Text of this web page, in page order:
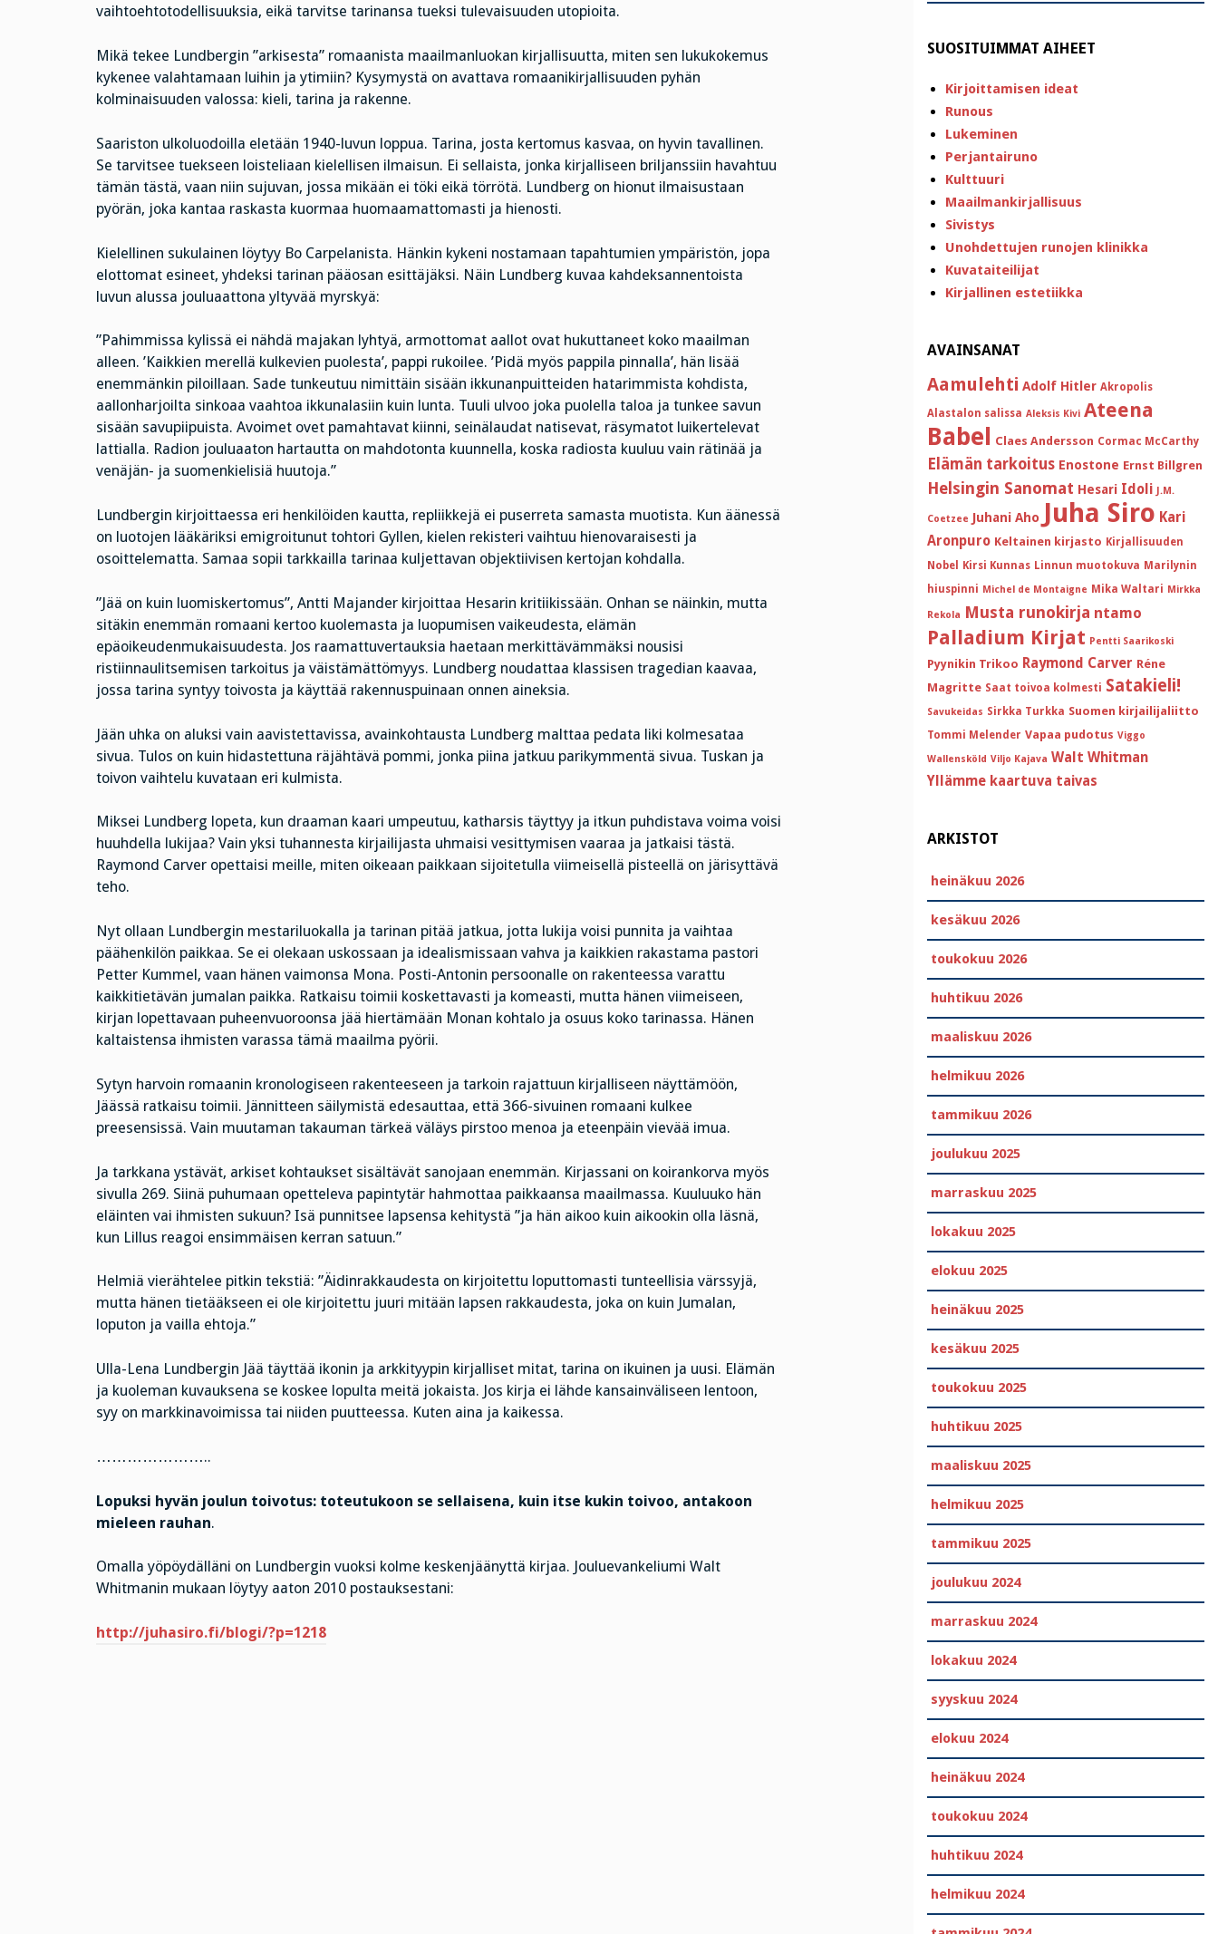
vaihtoehtotodellisuuksia, eikä tarvitse tarinansa tueksi tulevaisuuden utopioita.
Mikä tekee Lundbergin ”arkisesta” romaanista maailmanluokan kirjallisuutta, miten sen lukukokemus
kykenee valahtamaan luihin ja ytimiin? Kysymystä on avattava romaanikirjallisuuden pyhän
kolminaisuuden valossa: kieli, tarina ja rakenne.
Saariston ulkoluodoilla eletään 1940-luvun loppua. Tarina, josta kertomus kasvaa, on hyvin tavallinen.
Se tarvitsee tuekseen loisteliaan kielellisen ilmaisun. Ei sellaista, jonka kirjalliseen briljanssiin havahtuu
tämän tästä, vaan niin sujuvan, jossa mikään ei töki eikä törrötä. Lundberg on hionut ilmaisustaan
pyörän, joka kantaa raskasta kuormaa huomaamattomasti ja hienosti.
Kielellinen sukulainen löytyy Bo Carpelanista. Hänkin kykeni nostamaan tapahtumien ympäristön, jopa
elottomat esineet, yhdeksi tarinan pääosan esittäjäksi. Näin Lundberg kuvaa kahdeksannentoista
luvun alussa jouluaattona yltyvää myrskyä:
”Pahimmissa kylissä ei nähdä majakan lyhtyä, armottomat aallot ovat hukuttaneet koko maailman
alleen. ’Kaikkien merellä kulkevien puolesta’, pappi rukoilee. ’Pidä myös pappila pinnalla’, hän lisää
enemmänkin piloillaan. Sade tunkeutuu nimittäin sisään ikkunanpuitteiden hatarimmista kohdista,
aallonharjoilta sinkoaa vaahtoa ikkunalasiin kuin lunta. Tuuli ulvoo joka puolella taloa ja tunkee savun
sisään savupiipuista. Avoimet ovet pamahtavat kiinni, seinälaudat natisevat, räsymatot luikertelevat
lattialla. Radion jouluaaton hartautta on mahdotonta kuunnella, koska radiosta kuuluu vain rätinää ja
venäjän- ja suomenkielisiä huutoja.”
Lundbergin kirjoittaessa eri henkilöiden kautta, repliikkejä ei puserreta samasta muotista. Kun äänessä
on luotojen lääkäriksi emigroitunut tohtori Gyllen, kielen rekisteri vaihtuu hienovaraisesti ja
osoittelematta. Samaa sopii tarkkailla tarinaa kuljettavan objektiivisen kertojan kohdalla.
”Jää on kuin luomiskertomus”, Antti Majander kirjoittaa Hesarin kritiikissään. Onhan se näinkin, mutta
sitäkin enemmän romaani kertoo kuolemasta ja luopumisen vaikeudesta, elämän
epäoikeudenmukaisuudesta. Jos raamattuvertauksia haetaan merkittävämmäksi nousisi
ristiinnaulitsemisen tarkoitus ja väistämättömyys. Lundberg noudattaa klassisen tragedian kaavaa,
jossa tarina syntyy toivosta ja käyttää rakennuspuinaan onnen aineksia.
Jään uhka on aluksi vain aavistettavissa, avainkohtausta Lundberg malttaa pedata liki kolmesataa
sivua. Tulos on kuin hidastettuna räjähtävä pommi, jonka piina jatkuu parikymmentä sivua. Tuskan ja
toivon vaihtelu kuvataan eri kulmista.
Miksei Lundberg lopeta, kun draaman kaari umpeutuu, katharsis täyttyy ja itkun puhdistava voima voisi
huuhdella lukijaa? Vain yksi tuhannesta kirjailijasta uhmaisi vesittymisen vaaraa ja jatkaisi tästä.
Raymond Carver opettaisi meille, miten oikeaan paikkaan sijoitetulla viimeisellä pisteellä on järisyttävä
teho.
Nyt ollaan Lundbergin mestariluokalla ja tarinan pitää jatkua, jotta lukija voisi punnita ja vaihtaa
päähenkilön paikkaa. Se ei olekaan uskossaan ja idealismissaan vahva ja kaikkien rakastama pastori
Petter Kummel, vaan hänen vaimonsa Mona. Posti-Antonin persoonalle on rakenteessa varattu
kaikkitietävän jumalan paikka. Ratkaisu toimii koskettavasti ja komeasti, mutta hänen viimeiseen,
kirjan lopettavaan puheenvuoroonsa jää hiertämään Monan kohtalo ja osuus koko tarinassa. Hänen
kaltaistensa ihmisten varassa tämä maailma pyörii.
Sytyn harvoin romaanin kronologiseen rakenteeseen ja tarkoin rajattuun kirjalliseen näyttämöön,
Jäässä ratkaisu toimii. Jännitteen säilymistä edesauttaa, että 366-sivuinen romaani kulkee
preesensissä. Vain muutaman takauman tärkeä väläys pirstoo menoa ja eteenpäin vievää imua.
Ja tarkkana ystävät, arkiset kohtaukset sisältävät sanojaan enemmän. Kirjassani on koirankorva myös
sivulla 269. Siinä puhumaan opetteleva papintytär hahmottaa paikkaansa maailmassa. Kuuluuko hän
eläinten vai ihmisten sukuun? Isä punnitsee lapsensa kehitystä ”ja hän aikoo kuin aikookin olla läsnä,
kun Lillus reagoi ensimmäisen kerran satuun.”
Helmiä vierähtelee pitkin tekstiä: ”Äidinrakkaudesta on kirjoitettu loputtomasti tunteellisia värssyjä,
mutta hänen tietääkseen ei ole kirjoitettu juuri mitään lapsen rakkaudesta, joka on kuin Jumalan,
loputon ja vailla ehtoja.”
Ulla-Lena Lundbergin Jää täyttää ikonin ja arkkityypin kirjalliset mitat, tarina on ikuinen ja uusi. Elämän
ja kuoleman kuvauksena se koskee lopulta meitä jokaista. Jos kirja ei lähde kansainväliseen lentoon,
syy on markkinavoimissa tai niiden puutteessa. Kuten aina ja kaikessa.
…………………..
Lopuksi hyvän joulun toivotus: toteutukoon se sellaisena, kuin itse kukin toivoo, antakoon
mieleen rauhan.
Omalla yöpöydälläni on Lundbergin vuoksi kolme keskenjäänyttä kirjaa. Jouluevankeliumi Walt
Whitmanin mukaan löytyy aaton 2010 postauksestani:
http://juhasiro.fi/blogi/?p=1218
SUOSITUIMMAT AIHEET
Kirjoittamisen ideat
Runous
Lukeminen
Perjantairuno
Kulttuuri
Maailmankirjallisuus
Sivistys
Unohdettujen runojen klinikka
Kuvataiteilijat
Kirjallinen estetiikka
AVAINSANAT
Aamulehti Adolf Hitler Akropolis
Alastalon salissa Aleksis Kivi Ateena
Babel Claes Andersson Cormac McCarthy
Elämän tarkoitus Enostone Ernst Billgren
Helsingin Sanomat Hesari Idoli J.M.
Coetzee Juhani Aho Juha Siro Kari
Aronpuro Keltainen kirjasto Kirjallisuuden
Nobel
Kirsi Kunnas Linnun muotokuva Marilynin
hiuspinni Michel de Montaigne Mika Waltari Mirkka
Rekola Musta runokirja ntamo
Palladium Kirjat Pentti Saarikoski
Pyynikin Trikoo Raymond Carver Réne
Magritte Saat toivoa kolmesti Satakieli!
Savukeidas Sirkka Turkka Suomen kirjailijaliitto
Tommi Melender Vapaa pudotus Viggo
Wallensköld Viljo Kajava Walt Whitman
Yllämme kaartuva taivas
ARKISTOT
heinäkuu 2026
kesäkuu 2026
toukokuu 2026
huhtikuu 2026
maaliskuu 2026
helmikuu 2026
tammikuu 2026
joulukuu 2025
marraskuu 2025
lokakuu 2025
elokuu 2025
heinäkuu 2025
kesäkuu 2025
toukokuu 2025
huhtikuu 2025
maaliskuu 2025
helmikuu 2025
tammikuu 2025
joulukuu 2024
marraskuu 2024
lokakuu 2024
syyskuu 2024
elokuu 2024
heinäkuu 2024
toukokuu 2024
huhtikuu 2024
helmikuu 2024